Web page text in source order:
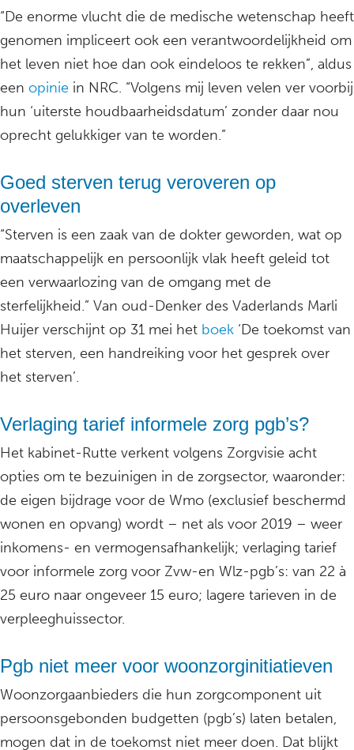
“De enorme vlucht die de medische wetenschap heeft
genomen impliceert ook een verantwoordelijkheid om
het leven niet hoe dan ook eindeloos te rekken”, aldus
een opinie in NRC. “Volgens mij leven velen ver voorbij
hun ‘uiterste houdbaarheidsdatum’ zonder daar nou
oprecht gelukkiger van te worden.”
Goed sterven terug veroveren op
overleven
“Sterven is een zaak van de dokter geworden, wat op
maatschappelijk en persoonlijk vlak heeft geleid tot
een verwaarlozing van de omgang met de
sterfelijkheid.” Van oud-Denker des Vaderlands Marli
Huijer verschijnt op 31 mei het boek ‘De toekomst van
het sterven, een handreiking voor het gesprek over
het sterven’.
Verlaging tarief informele zorg pgb’s?
Het kabinet-Rutte verkent volgens Zorgvisie acht
opties om te bezuinigen in de zorgsector, waaronder:
de eigen bijdrage voor de Wmo (exclusief beschermd
wonen en opvang) wordt – net als voor 2019 – weer
inkomens- en vermogensafhankelijk; verlaging tarief
voor informele zorg voor Zvw-en Wlz-pgb’s: van 22 à
25 euro naar ongeveer 15 euro; lagere tarieven in de
verpleeghuissector.
Pgb niet meer voor woonzorginitiatieven
Woonzorgaanbieders die hun zorgcomponent uit
persoonsgebonden budgetten (pgb’s) laten betalen,
mogen dat in de toekomst niet meer doen. Dat blijkt